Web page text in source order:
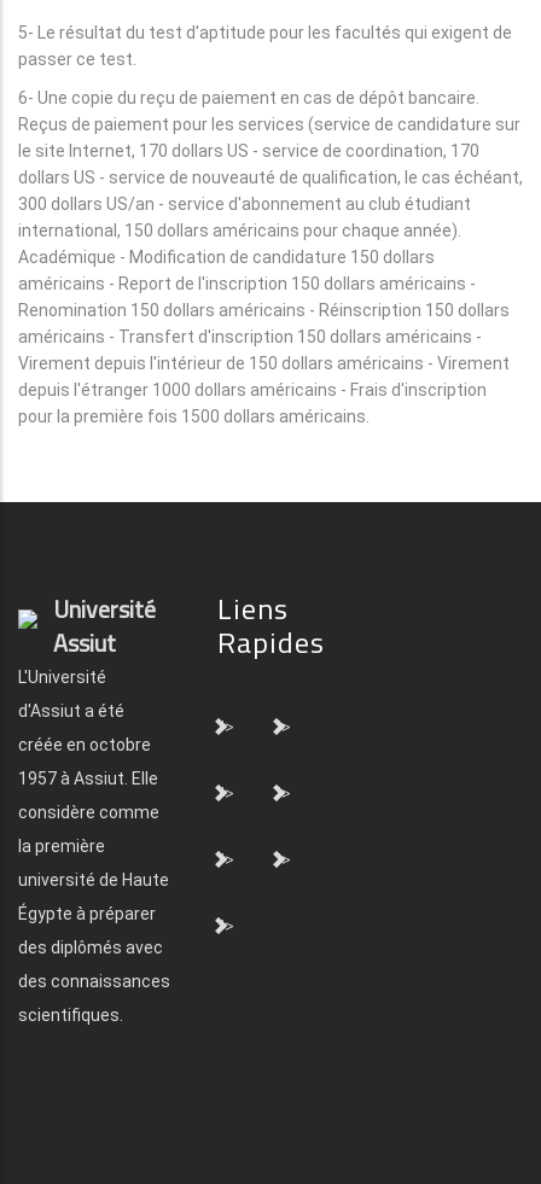
5- Le résultat du test d'aptitude pour les facultés qui exigent de
passer ce test.
6- Une copie du reçu de paiement en cas de dépôt bancaire.
Reçus de paiement pour les services (service de candidature sur
le site Internet, 170 dollars US - service de coordination, 170
dollars US - service de nouveauté de qualification, le cas échéant,
300 dollars US/an - service d'abonnement au club étudiant
international, 150 dollars américains pour chaque année).
Académique - Modification de candidature 150 dollars
américains - Report de l'inscription 150 dollars américains -
Renomination 150 dollars américains - Réinscription 150 dollars
américains - Transfert d'inscription 150 dollars américains -
Virement depuis l'intérieur de 150 dollars américains - Virement
depuis l'étranger 1000 dollars américains - Frais d'inscription
pour la première fois 1500 dollars américains.
Université
Assiut
L'Université
d'Assiut a été
créée en octobre
1957 à Assiut. Elle
considère comme
la première
université de Haute
Égypte à préparer
des diplômés avec
des connaissances
scientifiques.
Liens
Rapides
"> ">
"> ">
"> ">
">